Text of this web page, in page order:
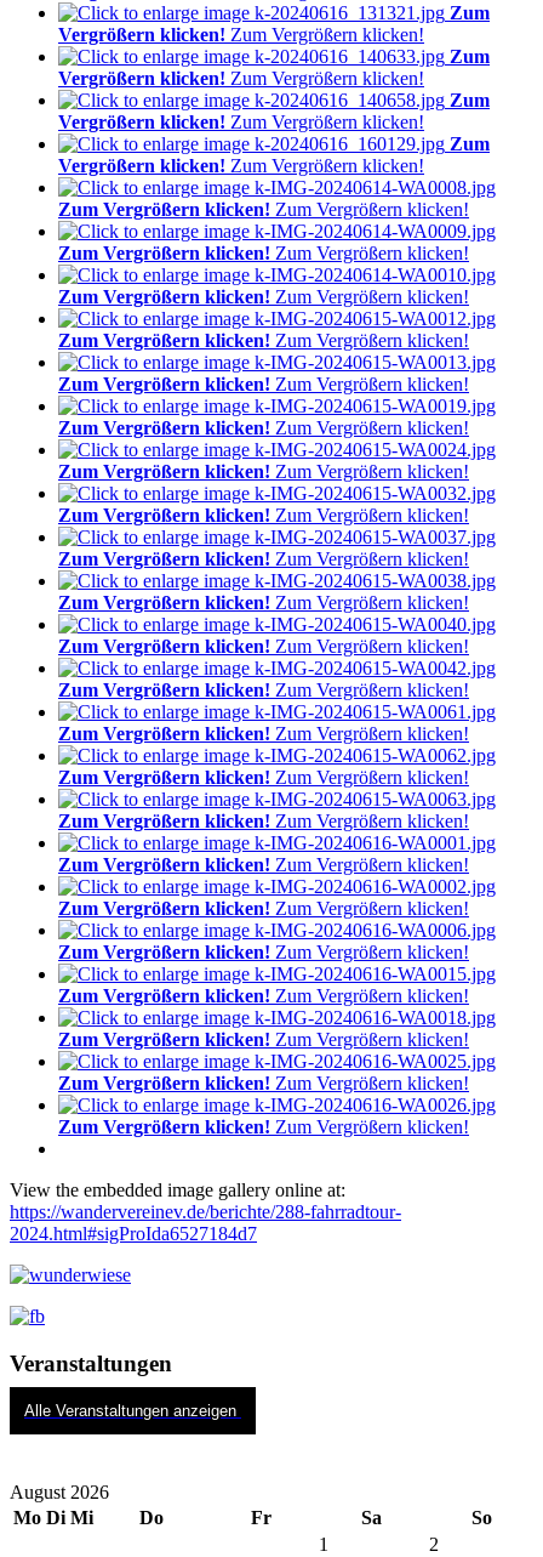
Zum
Vergrößern klicken! Zum Vergrößern klicken!
Zum
Vergrößern klicken! Zum Vergrößern klicken!
Zum
Vergrößern klicken! Zum Vergrößern klicken!
Zum
Vergrößern klicken! Zum Vergrößern klicken!
Zum Vergrößern klicken! Zum Vergrößern klicken!
Zum Vergrößern klicken! Zum Vergrößern klicken!
Zum Vergrößern klicken! Zum Vergrößern klicken!
Zum Vergrößern klicken! Zum Vergrößern klicken!
Zum Vergrößern klicken! Zum Vergrößern klicken!
Zum Vergrößern klicken! Zum Vergrößern klicken!
Zum Vergrößern klicken! Zum Vergrößern klicken!
Zum Vergrößern klicken! Zum Vergrößern klicken!
Zum Vergrößern klicken! Zum Vergrößern klicken!
Zum Vergrößern klicken! Zum Vergrößern klicken!
Zum Vergrößern klicken! Zum Vergrößern klicken!
Zum Vergrößern klicken! Zum Vergrößern klicken!
Zum Vergrößern klicken! Zum Vergrößern klicken!
Zum Vergrößern klicken! Zum Vergrößern klicken!
Zum Vergrößern klicken! Zum Vergrößern klicken!
Zum Vergrößern klicken! Zum Vergrößern klicken!
Zum Vergrößern klicken! Zum Vergrößern klicken!
Zum Vergrößern klicken! Zum Vergrößern klicken!
Zum Vergrößern klicken! Zum Vergrößern klicken!
Zum Vergrößern klicken! Zum Vergrößern klicken!
Zum Vergrößern klicken! Zum Vergrößern klicken!
Zum Vergrößern klicken! Zum Vergrößern klicken!
View the embedded image gallery online at:
https://wandervereinev.de/berichte/288-fahrradtour-
2024.html#sigProIda6527184d7
Veranstaltungen
Alle Veranstaltungen anzeigen
August 2026
Mo Di Mi Do Fr Sa
So
1
2